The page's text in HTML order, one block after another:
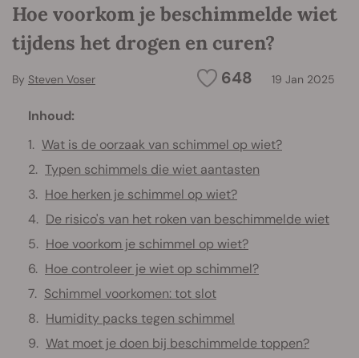
Hoe voorkom je beschimmelde wiet
tijdens het drogen en curen?
648 19 Jan 2025
By Steven Voser
Inhoud:
Wat is de oorzaak van schimmel op wiet?
Typen schimmels die wiet aantasten
Hoe herken je schimmel op wiet?
De risico's van het roken van beschimmelde wiet
Hoe voorkom je schimmel op wiet?
Hoe controleer je wiet op schimmel?
Schimmel voorkomen: tot slot
Humidity packs tegen schimmel
Wat moet je doen bij beschimmelde toppen?